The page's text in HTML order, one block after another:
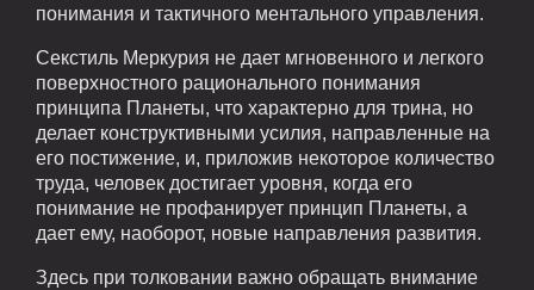
понимания и тактичного ментального управления.
Секстиль Меркурия не дает мгновенного и легкого
поверхностного рационального понимания
принципа Планеты, что характерно для трина, но
делает конструктивными усилия, направленные на
его постижение, и, приложив некоторое количество
труда, человек достигает уровня, когда его
понимание не профанирует принцип Планеты, а
дает ему, наоборот, новые направления развития.
Здесь при толковании важно обращать внимание